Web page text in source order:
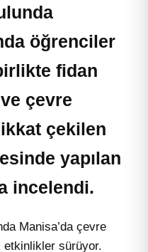
öğrenciler
fidan
çevre
çekilen
yapılan
incelendi.
Manisa’da çevre
sürüyor.